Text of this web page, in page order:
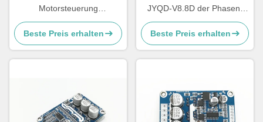
Motorsteuerung
Drehrichtungsteuerung Ports
Beste Preis erhalten
JYQD-V8.8D der Phasen-
BLDC für Sensorless DC-
Motor
Beste Preis erhalten